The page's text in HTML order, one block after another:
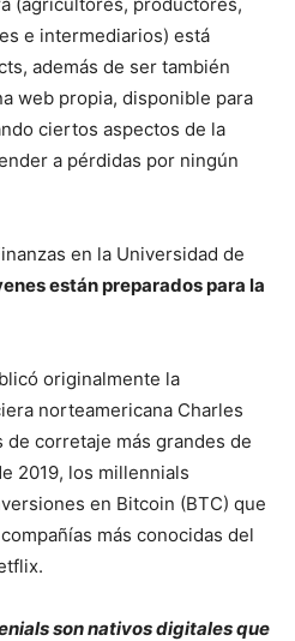
e intermediarios) está
además de ser también
web propia, disponible para
ciertos aspectos de la
a pérdidas por ningún
en la Universidad de
están preparados para la
originalmente la
norteamericana Charles
de corretaje más grandes de
2019, los millennials
en Bitcoin (BTC) que
más conocidas del
son nativos digitales que